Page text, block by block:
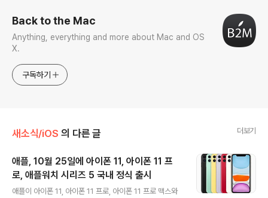
Back to the Mac
Anything, everything and more about Mac and OS
X.
구독하기
새소식/iOS 의 다른 글 더보기
애플, 10월 25일에 아이폰 11, 아이폰 11 프
로, 애플워치 시리즈 5 국내 정식 출시
애플이 아이폰 11, 아이폰 11 프로, 아이폰 11 프로 맥스와